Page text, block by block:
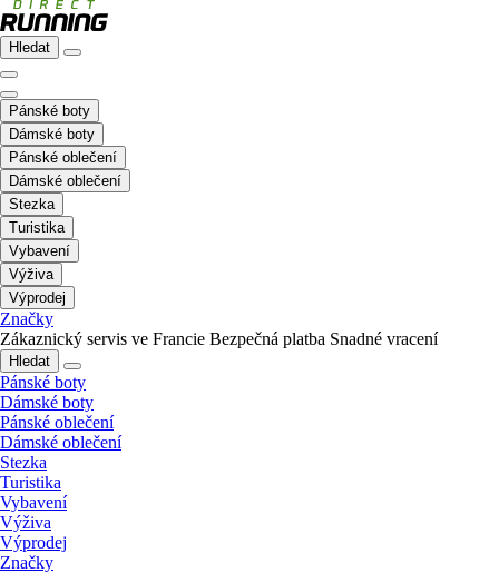
Hledat
Pánské boty
Dámské boty
Pánské oblečení
Dámské oblečení
Stezka
Turistika
Vybavení
Výživa
Výprodej
Značky
Zákaznický servis ve Francie Bezpečná platba Snadné vracení
Hledat
Pánské boty
Dámské boty
Pánské oblečení
Dámské oblečení
Stezka
Turistika
Vybavení
Výživa
Výprodej
Značky